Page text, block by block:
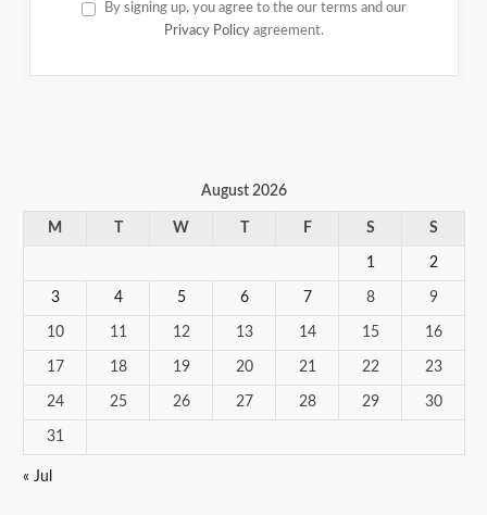
By signing up, you agree to the our terms and our
Privacy Policy agreement.
August 2026
M W F S S
1 2
3 4 5 6 7 8 9
10 11 12 13 14 15 16
17 18 19 20 21 22 23
24 25 26 27 28 29 30
31
« Jul